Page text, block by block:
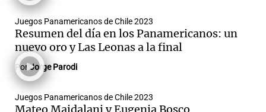
Juegos Panamericanos de Chile 2023
Resumen del día en los Panamericanos: un
nuevo oro y Las Leonas a la final
PorJorge Parodi
Juegos Panamericanos de Chile 2023